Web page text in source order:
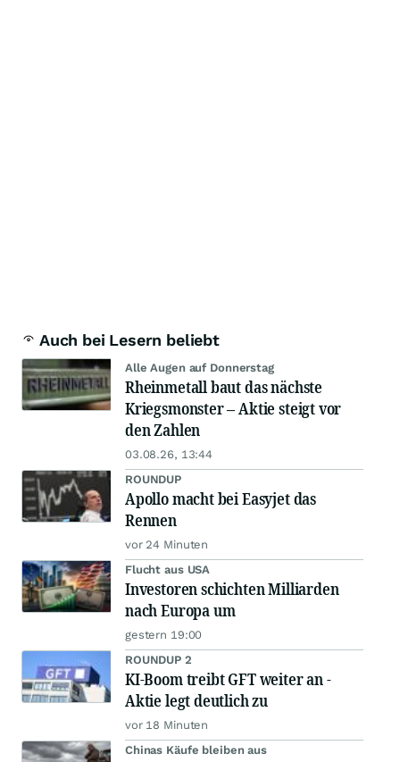
Auch bei Lesern beliebt
Alle Augen auf Donnerstag
Rheinmetall baut das nächste
Kriegsmonster – Aktie steigt vor
den Zahlen
03.08.26, 13:44
ROUNDUP
Apollo macht bei Easyjet das
Rennen
vor 24 Minuten
Flucht aus USA
Investoren schichten Milliarden
nach Europa um
gestern 19:00
ROUNDUP 2
KI-Boom treibt GFT weiter an -
Aktie legt deutlich zu
vor 18 Minuten
Chinas Käufe bleiben aus